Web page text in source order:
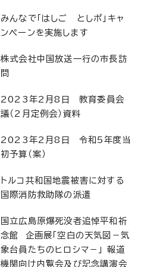
みんなで「はしご としポ」キャ
ンペーンを実施します
株式会社中国放送一行の市長訪
問
2023年2月8日 教育委員会
議（2月定例会）資料
2023年2月8日 令和5年度当
初予算（案）
トルコ共和国地震被害に対する
国際消防救助隊の派遣
国立広島原爆死没者追悼平和祈
念館 企画展「空白の天気図－気
象台員たちのヒロシマ－」 報道
機関向け内覧会及び記念講演会